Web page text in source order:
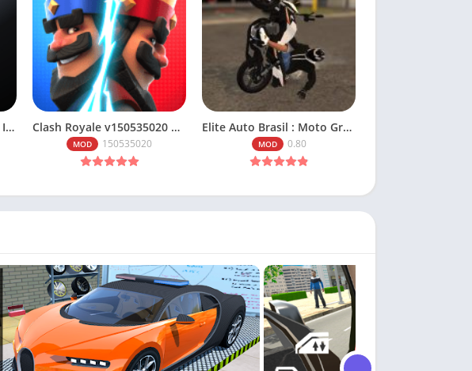
Roblox v2.730.790 Robux Infinitos (2026): Baixe o Mod Menu Clash Royale v150535020 Apk Mod Dinheiro Infinito
MOD 150535020
Elite Auto Brasil : Moto Grau v0.80 Mod Apk Dinheiro Infinito
MOD 0.80